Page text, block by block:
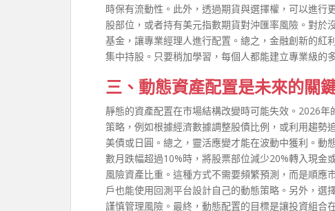
時保有流動性。此外，透過期貨與選擇權，可以進行
股部位，或者持有美元指數期貨對沖匯率風險。對
基金，讓專業經理人進行配置。總之，金融創新的紅
集中持股。只要稍加學習，每個人都能建立專業級的
三、動態資產配置是未來的關
靜態的資產配置在市場結構改變時可能失效。2026
策略，例如根據經濟數據調整股債比例，或利用趨勢
美債或日圓。總之，靈活應變才能在波動中獲利。動
數月跌幅超過10%時，將股票部位減少20%轉入現金
風險資產比重。這種方式不需要頻繁預測，而是順
戶也能使用回測平台設計自己的動態策略。另外，
謹慎管理風險。最終，動態配置的目標是讓投資組合